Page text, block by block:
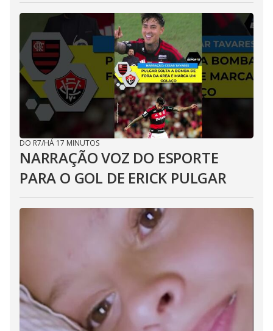
DO R7/HÁ 17 MINUTOS
NARRAÇÃO VOZ DO ESPORTE
PARA O GOL DE ERICK PULGAR